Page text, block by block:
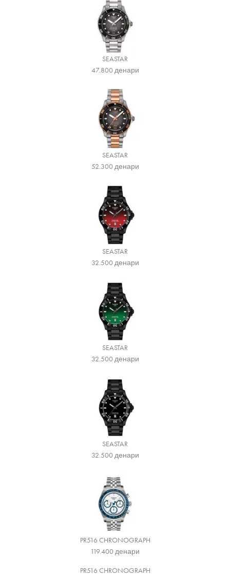
SEASTAR
47.800денари
SEASTAR
52.300денари
SEASTAR
32.500денари
SEASTAR
32.500денари
SEASTAR
32.500денари
PR516 CHRONOGRAPH
119.400денари
PR516 CHRONOGRAPH